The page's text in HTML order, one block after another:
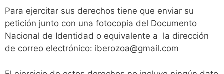
Para ejercitar sus derechos tiene que enviar su
petición junto con una fotocopia del Documento
Nacional de Identidad o equivalente a la dirección
de correo electrónico: iberozoa@gmail.com